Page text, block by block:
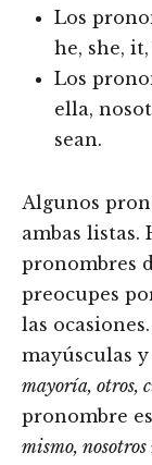
Los
he, she,
Los
ella,
sean.
Algunos
ambas listas.
pronombres
preocupes
las
mayúsculas
mayoría, otros,
pronombre
mismo, nosotros